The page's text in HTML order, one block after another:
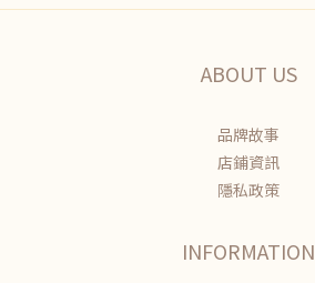
ABOUT US
品牌故事
店鋪資訊
隱私政策
INFORMATION